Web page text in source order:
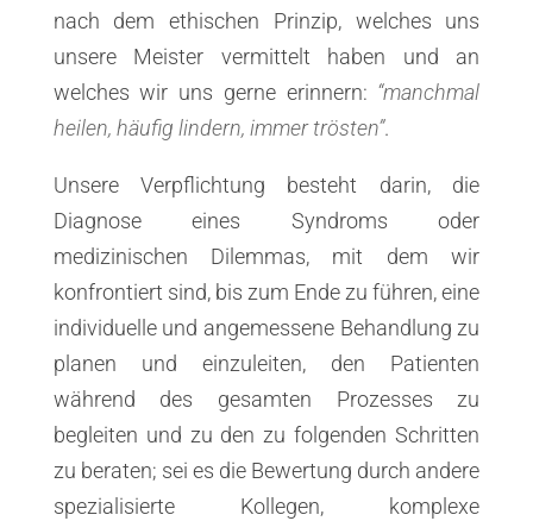
nach dem ethischen Prinzip, welches uns
unsere Meister vermittelt haben und an
welches wir uns gerne erinnern: “manchmal
heilen, häufig lindern, immer trösten”.
Unsere Verpflichtung besteht darin, die
Diagnose eines Syndroms oder
medizinischen Dilemmas, mit dem wir
konfrontiert sind, bis zum Ende zu führen, eine
individuelle und angemessene Behandlung zu
planen und einzuleiten, den Patienten
während des gesamten Prozesses zu
begleiten und zu den zu folgenden Schritten
zu beraten; sei es die Bewertung durch andere
spezialisierte Kollegen, komplexe